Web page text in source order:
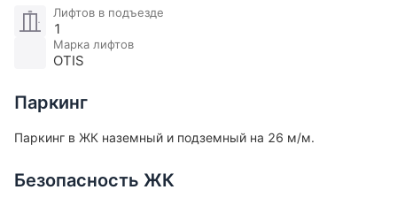
противопожарная сигнализация. Все изменения
выполнены с учетом сохранности исторического
облика здания, в том числе восстановлены
оборудован современный подземный паркинг.
Лифтов в подъезде
1
Марка лифтов
OTIS
Паркинг
Паркинг в ЖК наземный и подземный на 26 м/м.
Безопасность ЖК